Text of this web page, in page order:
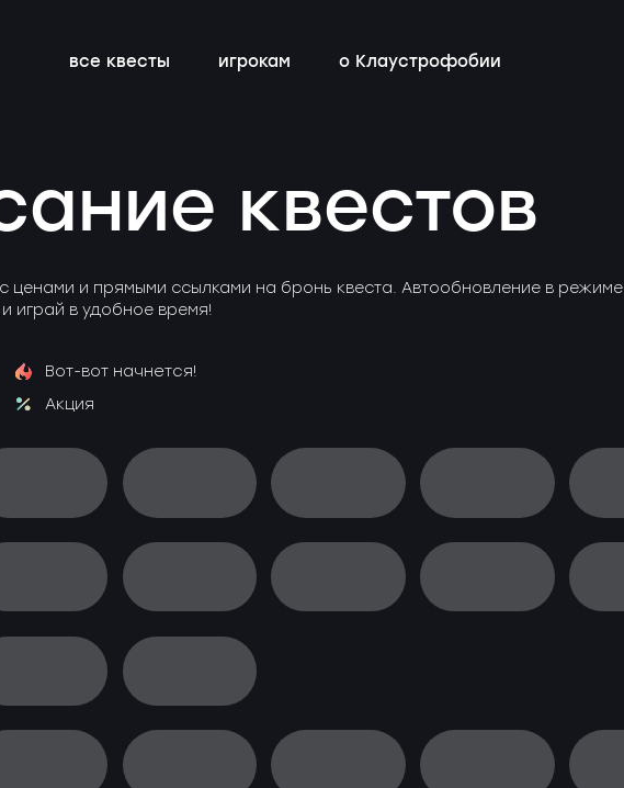
все квесты игрокам
подарочные
о Клаустрофобии
вакансии контакты
квестов
ценами и прямыми ссылками на бронь квеста. Автообновление в режиме
играй в удобное время!
Вот-вот начнется!
Акция